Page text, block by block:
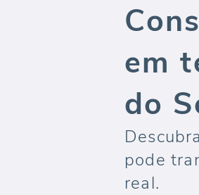
em
do
pode
real.